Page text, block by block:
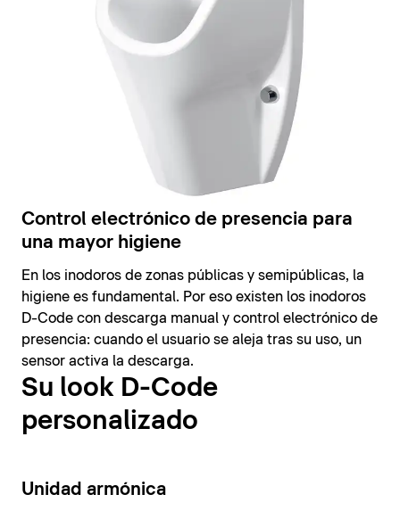
Control electrónico de presencia para
una mayor higiene
En los inodoros de zonas públicas y semipúblicas, la
higiene es fundamental. Por eso existen los inodoros
D-Code con descarga manual y control electrónico de
presencia: cuando el usuario se aleja tras su uso, un
sensor activa la descarga.
Su look D-Code
personalizado
14
Unidad armónica